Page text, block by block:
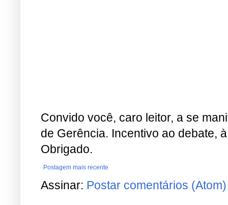
Convido você, caro leitor, a se
de Gerência. Incentivo ao debate,
Obrigado.
Postagem mais recente
Assinar: Postar comentários (Atom)